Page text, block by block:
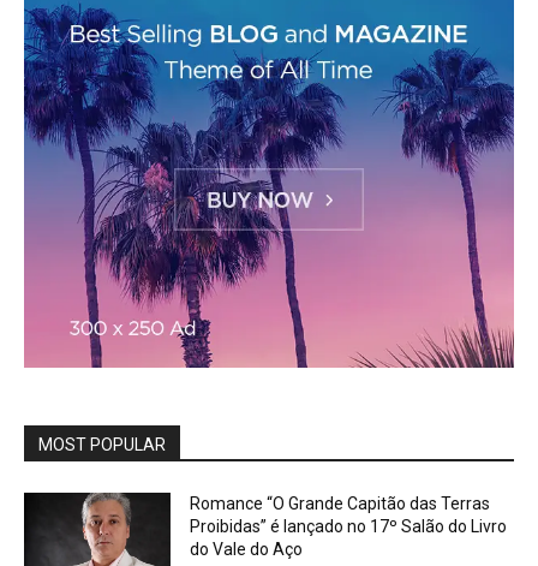
MOST POPULAR
Romance “O Grande Capitão das Terras
Proibidas” é lançado no 17º Salão do Livro
do Vale do Aço